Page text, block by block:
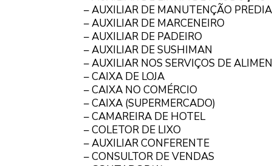
– AUXILIAR DE MANUTENÇÃO
– AUXILIAR DE MARCENEIRO
– AUXILIAR DE PADEIRO
– AUXILIAR DE SUSHIMAN
– AUXILIAR NOS SERVIÇOS DE
– CAIXA DE LOJA
– CAIXA NO COMÉRCIO
– CAIXA (SUPERMERCADO)
– CAMAREIRA DE HOTEL
– COLETOR DE LIXO
– AUXILIAR CONFERENTE
– CONSULTOR DE VENDAS